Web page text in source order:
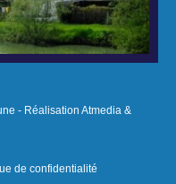
- Réalisation Atmedia &
de confidentialité